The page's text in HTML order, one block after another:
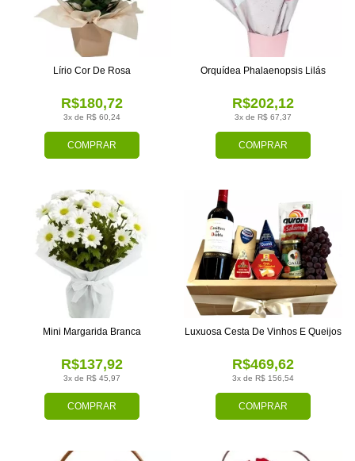
COMPRAR
3x de R$ 60,24
R$180,72
Lírio Cor De Rosa
COMPRAR
3x de R$ 67,37
R$202,12
Orquídea Phalaenopsis Lilás
COMPRAR
3x de R$ 45,97
R$137,92
Mini Margarida Branca
COMPRAR
3x de R$ 156,54
R$469,62
Luxuosa Cesta De Vinhos E Queijos